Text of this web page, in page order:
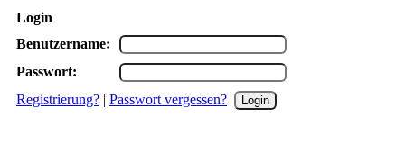
Login
Benutzername:
Passwort:
Registrierung? | Passwort vergessen?